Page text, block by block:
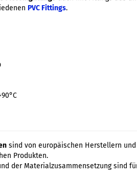
PVC Fittings.
sind von europäischen Herstellern
Produkten.
der Materialzusammensetzung sind